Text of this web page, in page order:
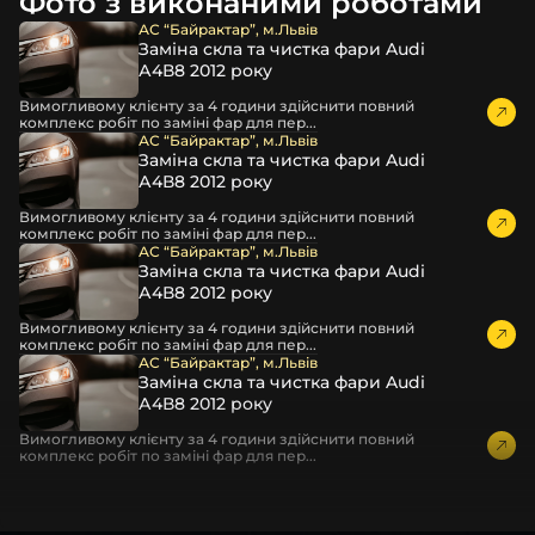
час транспортування поштою.
Детальніше про доставку…
Комплектація товару виробника та зовнішній вигляд
товару можуть відрізнятися від фотографій,
представлених на сайті.
Якщо ви шукаєте такі послуги, як заміна скла фари,
розпакування та перепакування фар, відновлення та
ремонт фар, заміна лінз Xenon LED BI-LED, ремонт скла,
корпусу та кріплення фари, налаштування світла,
коригування, діагностика та полірування фари, наші
партнерські сервіси готові надати допомогу по всій
Україні.
Ми опанували мистецтво автосвітла, і це підтвердять
тисячі задоволених клієнтів. Розмаїття вибору, постійна
наявність на складі, свіжі поступлення, доступна ціна,
швидке доставлення та висока якість товарів!
АС “Байрактар”, м.Львів
Заміна скла та чистка фари Audi
А4В8 2012 року
Вимогливому клієнту за 4 години здійснити повний
комплекс робіт по заміні фар для пер...
АС “Байрактар”, м.Львів
Заміна скла та чистка фари Audi
А4В8 2012 року
Вимогливому клієнту за 4 години здійснити повний
комплекс робіт по заміні фар для пер...
АС “Байрактар”, м.Львів
Заміна скла та чистка фари Audi
А4В8 2012 року
Вимогливому клієнту за 4 години здійснити повний
комплекс робіт по заміні фар для пер...
АС “Байрактар”, м.Львів
Заміна скла та чистка фари Audi
А4В8 2012 року
Вимогливому клієнту за 4 години здійснити повний
комплекс робіт по заміні фар для пер...